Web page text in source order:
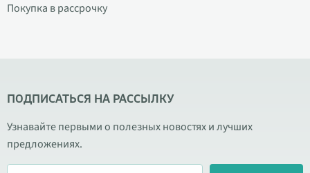
Покупка в рассрочку
ПОДПИСАТЬСЯ НА РАССЫЛКУ
Узнавайте первыми о полезных новостях и лучших
предложениях.